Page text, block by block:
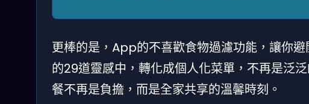
更棒的是，App的不喜歡食物過濾功能，讓你
的29道靈感中，轉化成個人化菜單，不再是泛
餐不再是負擔，而是全家共享的溫馨時刻。